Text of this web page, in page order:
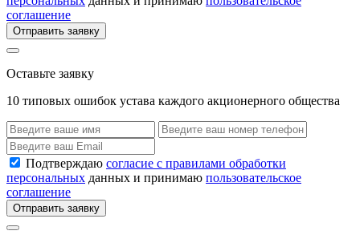
соглашение
Отправить заявку
Оставьте заявку
10 типовых ошибок устава каждого акционерного общества
Подтверждаю согласие с правилами обработки
персональных данных и принимаю пользовательское
соглашение
Отправить заявку